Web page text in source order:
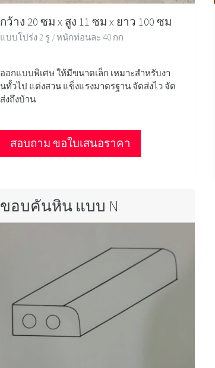
กว้าง 20 ซม x สูง 11 ซม x ยาว 100 ซม
แบบโปร่ง 2 รู / หนักท่อนละ 40 กก
ออกแบบพิเศษ ให้มีขนาดเล็ก เหมาะสำหรับงา
นทั้วไป แต่งสวน แข็งแรงมาตรฐาน จัดส่งไว จัด
ส่งถึงบ้าน
สอบถาม ขอใบเสนอราคา
ขอบคันหิน แบบ N